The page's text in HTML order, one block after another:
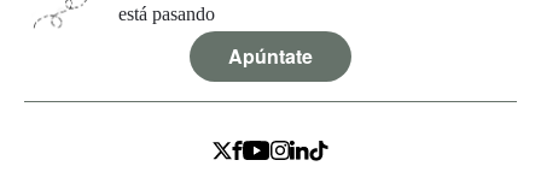
está pasando
Apúntate